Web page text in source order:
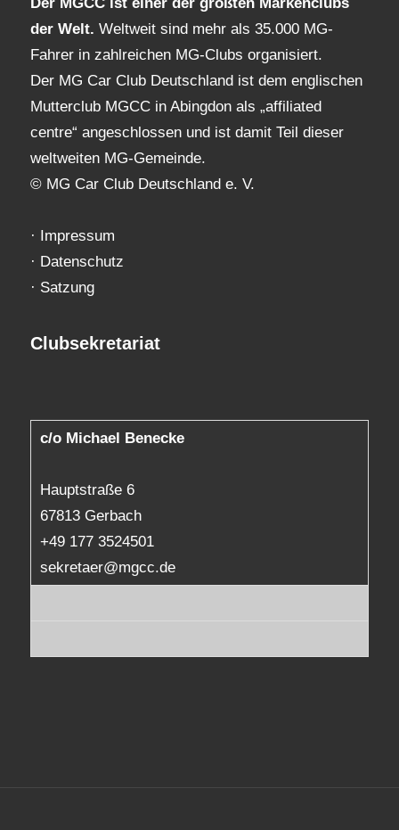
der Welt. Weltweit sind mehr als 35.000 MG-
Fahrer in zahlreichen MG-Clubs organisiert.
Der MG Car Club Deutschland ist dem englischen
Mutterclub MGCC in Abingdon als „affiliated
centre“ angeschlossen und ist damit Teil dieser
weltweiten MG-Gemeinde.
© MG Car Club Deutschland e. V.
·
Impressum
· Datenschutz
· Satzung
Clubsekretariat
c/o Michael Benecke
Hauptstraße 6
67813 Gerbach
+49 177 3524501
sekretaer@mgcc.de